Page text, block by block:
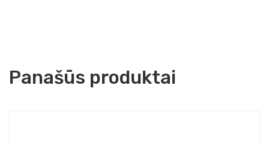
Panašūs produktai